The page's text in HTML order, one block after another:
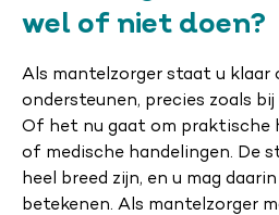
wel of niet doen?
Als mantelzorger staat u klaar
ondersteunen, precies zoals
Of het nu gaat om praktische
of medische handelingen. De
heel breed zijn, en u mag
betekenen. Als mantelzorger